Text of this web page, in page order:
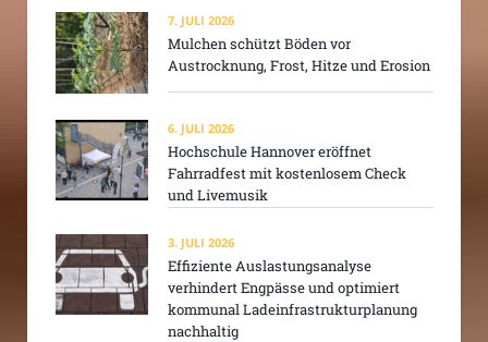
7. JULI 2026
Mulchen schützt Böden vor
Austrocknung, Frost, Hitze und Erosion
6. JULI 2026
Hochschule Hannover eröffnet
Fahrradfest mit kostenlosem Check
und Livemusik
3. JULI 2026
Effiziente Auslastungsanalyse
verhindert Engpässe und optimiert
kommunal Ladeinfrastrukturplanung
nachhaltig